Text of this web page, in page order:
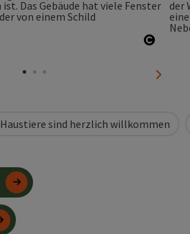
Haustiere sind herzlich willkommen